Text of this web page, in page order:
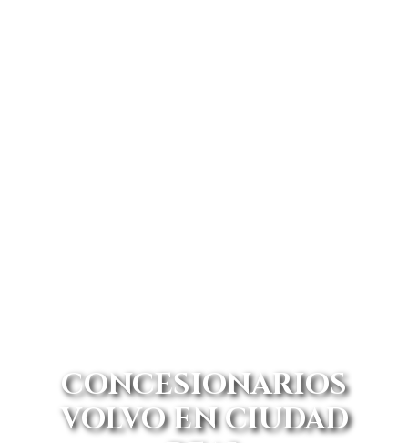
CONCESIONARIOS
VOLVO EN CIUDAD